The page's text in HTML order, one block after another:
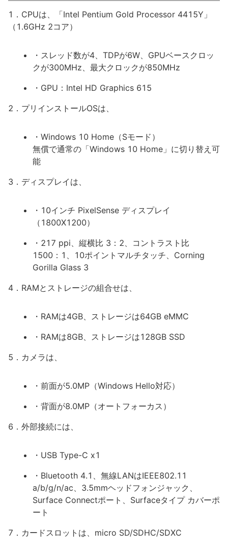
1．CPUは、「Intel Pentium Gold Processor 4415Y」
（1.6GHz 2コア）
・スレッド数が4、TDPが6W、GPUベースクロッ
クが300MHz、最大クロックが850MHz
・GPU：Intel HD Graphics 615
2．プリインストールOSは、
・Windows 10 Home（Sモード）
無償で通常の「Windows 10 Home」に切り替え可
能
3．ディスプレイは、
・10インチ PixelSense ディスプレイ
（1800X1200）
・217 ppi、縦横比 3：2、コントラスト比
1500：1、10ポイントマルチタッチ、Corning
Gorilla Glass 3
4．RAMとストレージの組合せは、
・RAMは4GB、ストレージは64GB eMMC
・RAMは8GB、ストレージは128GB SSD
5．カメラは、
・前面が5.0MP（Windows Hello対応）
・背面が8.0MP（オートフォーカス）
6．外部接続には、
・USB Type-C x1
・Bluetooth 4.1、無線LANはIEEE802.11
a/b/g/n/ac、3.5mmヘッドフォンジャック、
Surface Connectポート、Surfaceタイプ カバーポ
ート
7．カードスロットは、micro SD/SDHC/SDXC